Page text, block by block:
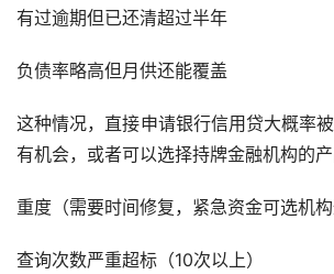
有过逾期但已还清超过半年
负债率略高但月供还能覆盖
这种情况，直接申请银行信用贷大概率
有机会，或者可以选择持牌金融机构的产
重度（需要时间修复，紧急资金可选机构
查询次数严重超标（10次以上）